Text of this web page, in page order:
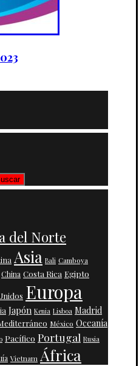
del Norte
Asia Bali Camboya
China Costa Rica Egipto
Europa
Japón Kenia Lisboa Madrid
México Oceanía
Pacífico Portugal Rusia
Vietnam África